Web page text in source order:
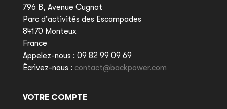
796 B, Avenue Cugnot
Parc d'activités des Escampades
84170 Monteux
France
Appelez-nous : 09 82 99 09 69
Écrivez-nous : contact@backpower.com
VOTRE COMPTE